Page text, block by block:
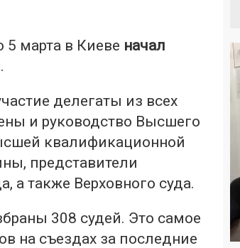
5 марта в Киеве начал
.
делегаты из всех
и руководство Высшего
квалификационной
представители
а также Верховного суда.
308 судей. Это самое
на съездах за последние